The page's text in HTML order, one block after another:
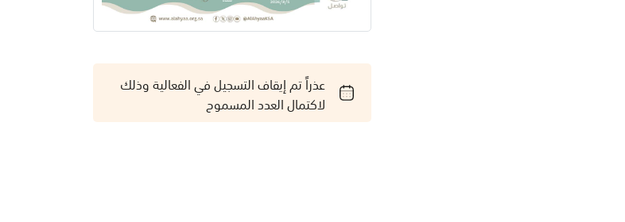
عذراً تم إيقاف التسجيل في الفعالية وذلك
لاكتمال العدد المسموح